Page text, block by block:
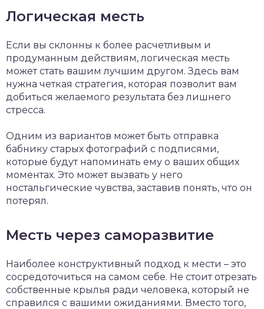
Логическая месть
Если вы склонны к более расчетливым и
продуманным действиям, логическая месть
может стать вашим лучшим другом. Здесь вам
нужна четкая стратегия, которая позволит вам
добиться желаемого результата без лишнего
стресса.
Одним из вариантов может быть отправка
бабнику старых фотографий с подписями,
которые будут напоминать ему о ваших общих
моментах. Это может вызвать у него
ностальгические чувства, заставив понять, что он
потерял.
Месть через саморазвитие
Наиболее конструктивный подход к мести – это
сосредоточиться на самом себе. Не стоит отрезать
собственные крылья ради человека, который не
справился с вашими ожиданиями. Вместо того,